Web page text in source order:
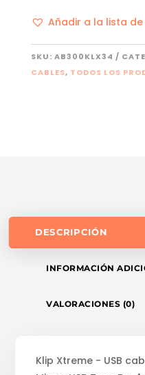
Añadir a la lista
SKU: AB300KLX34
CABLES, TODOS LOS
DESCRIPCIÓN
INFORMACIÓN
VALORACIONES (0)
Klip Xtreme - USB